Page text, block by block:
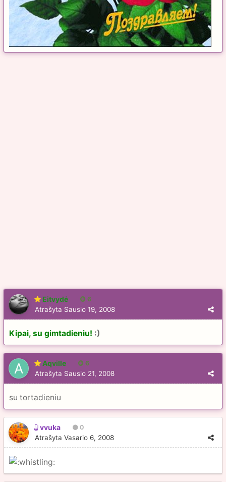
Eitvydė 6
Atrašyta Sausio 19, 2008
Kipai, su gimtadieniu! :)
Aqville 6
Atrašyta Sausio 21, 2008
su tortadieniu
vvuka 0
Atrašyta Vasario 6, 2008